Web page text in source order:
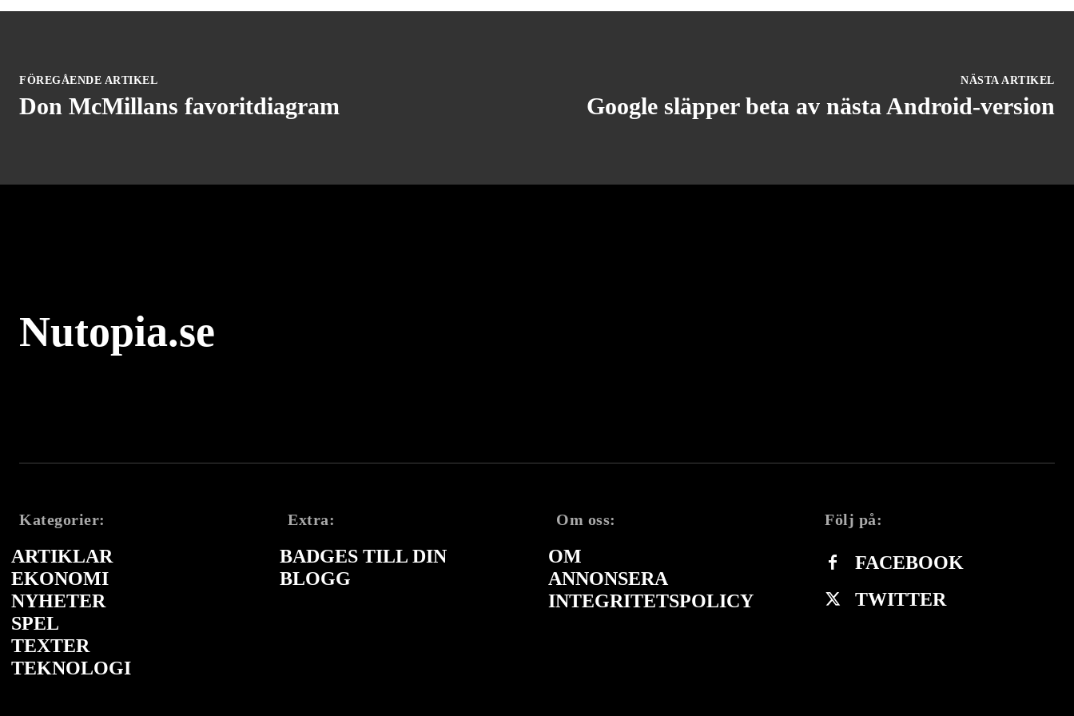
FÖREGÅENDE ARTIKEL
Don McMillans favoritdiagram
NÄSTA ARTIKEL
Google släpper beta av nästa Android-version
Nutopia.se
Kategorier:
ARTIKLAR
EKONOMI
NYHETER
SPEL
TEXTER
TEKNOLOGI
Extra:
BADGES TILL DIN
BLOGG
Om oss:
OM
ANNONSERA
INTEGRITETSPOLICY
Följ på:
FACEBOOK
TWITTER